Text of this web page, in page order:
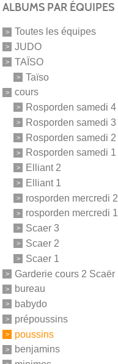
ALBUMS PAR ÉQUIPES
Toutes les équipes
JUDO
TAÏSO
Taïso
cours
Rosporden samedi 4
Rosporden samedi 3
Rosporden samedi 2
Rosporden samedi 1
Elliant 2
Elliant 1
rosporden mercredi 2
rosporden mercredi 1
Scaer 3
Scaer 2
Scaer 1
Garderie cours 2 Scaër
bureau
babydo
prépoussins
poussins
benjamins